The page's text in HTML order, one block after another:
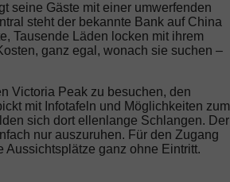
seine Gäste mit einer umwerfenden
steht der bekannte Bank auf China
Tausende Läden locken mit ihrem
ganz egal, wonach sie suchen –
Victoria Peak zu besuchen, den
mit Infotafeln und Möglichkeiten zum
sich dort ellenlange Schlangen. Der
nur auszuruhen. Für den Zugang
ganz ohne Eintritt.